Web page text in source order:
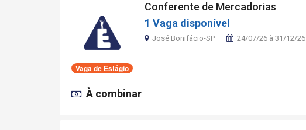
Vaga de Estágio
Conferente de Mercadorias
1 Vaga disponível
José Bonifácio-SP 24/07/26 à 31/12/26
À combinar